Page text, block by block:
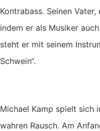
Kontrabass. Seinen
indem er als Musiker
steht er mit seinem
Schwein“.
Michael Kamp spielt sich
wahren Rausch. Am